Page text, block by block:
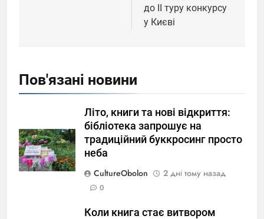
до ІІ туру конкурсу
у Києві
Пов'язані новини
Літо, книги та нові відкриття:
бібліотека запрошує на
традиційний буккросинг просто
неба
CultureObolon
2 дні тому назад
0
Коли книга стає витвором